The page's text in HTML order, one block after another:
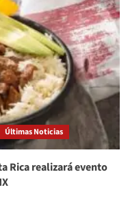
Últimas Noticias
Rica realizará evento